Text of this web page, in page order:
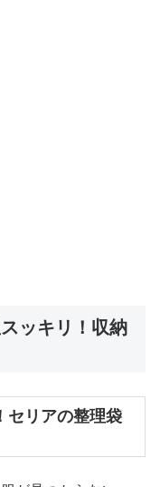
ッキリ！収納
セリアの整理袋